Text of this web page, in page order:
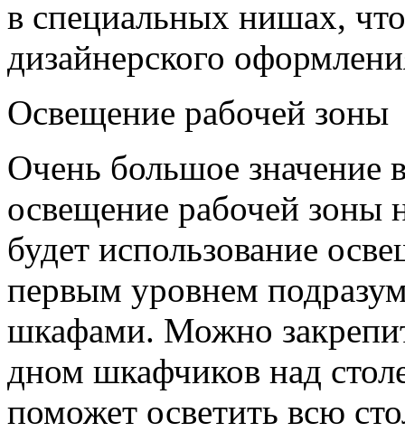
в специальных нишах,
дизайнерского
Освещение рабочей зоны
Очень большое значение
освещение рабочей
будет использование
первым уровнем
шкафами. Можно
дном шкафчиков над
поможет осветить всю